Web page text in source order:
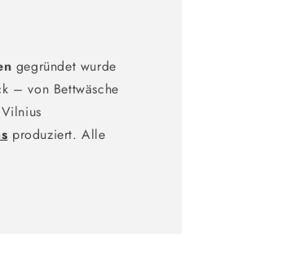
gegründet wurde
– von Bettwäsche
produziert. Alle